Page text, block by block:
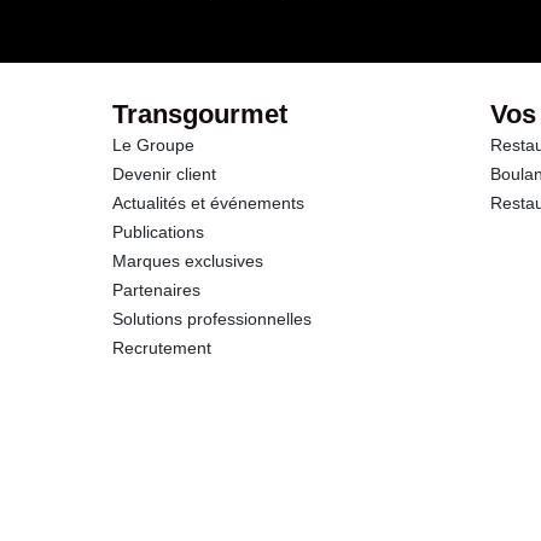
Sodium
Transgourmet
Le Groupe
Devenir client
Actualités et événements
Publications
Marques exclusives
Partenaires
Solutions professionnelles
Recrutement